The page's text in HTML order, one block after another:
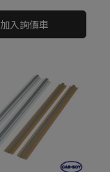
加入詢價車